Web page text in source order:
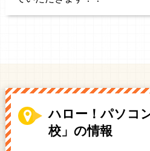
ハロー！パソコ
校」の情報